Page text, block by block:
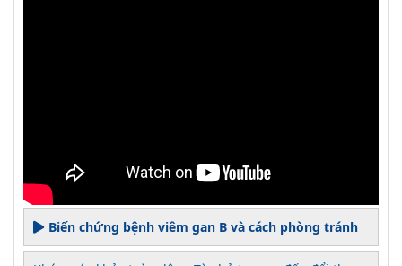
Biến chứng bệnh viêm gan B và cách phòng tránh